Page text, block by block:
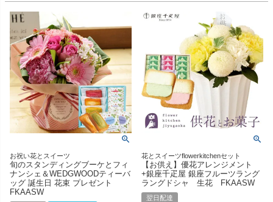
お祝い花とスイーツ
旬のスタンディングブーケとフィ
ナンシェ＆WEDGWOODティーバ
ッグ 誕生日 花束 プレゼント
FKAASW
花とスイーツflowerkitchenセット
【お供え】優花アレンジメント
+銀座千疋屋 銀座フルーツラング
ラングドシャ 生花 FKAASW
翌日配達